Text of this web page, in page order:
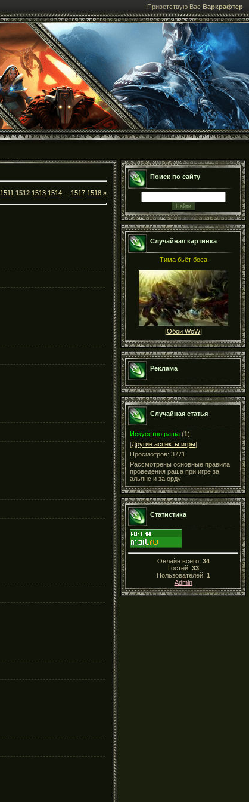
Приветствую Вас Варкрафтер
1511 1512 1513 1514 1517 1518 »
Поиск по сайту
Случайная картинка
Тима бьёт боса
[Обои WoW]
Реклама
Случайная статья
Искусство раша (1)
[Другие аспекты игры]
Просмотров: 3771
Рассмотрены основные правила
проведения раша при игре за
альянс и за орду
Статистика
Онлайн всего: 34
Гостей: 33
Пользователей: 1
Admin